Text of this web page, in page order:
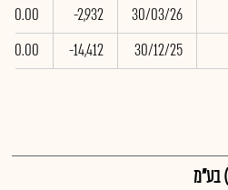
30/03/26
-2,932
0.00
30/12/25
-14,412
0.00